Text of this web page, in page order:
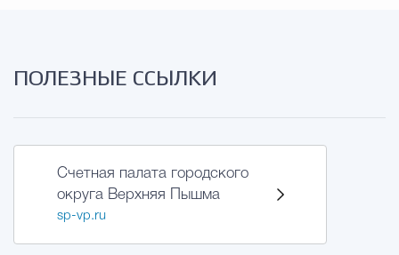
ПОЛЕЗНЫЕ ССЫЛКИ
Счетная палата городского
округа Верхняя Пышма
sp-vp.ru